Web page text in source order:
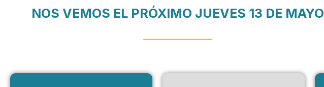
NOS VEMOS EL PRÓXIMO JUEVES 13 DE MAYO